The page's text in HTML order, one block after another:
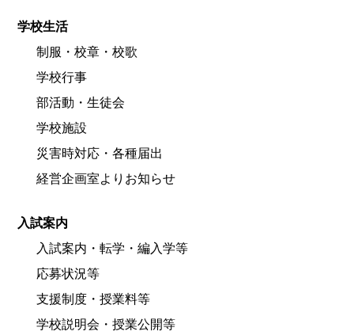
学校生活
制服・校章・校歌
学校行事
部活動・生徒会
学校施設
災害時対応・各種届出
経営企画室よりお知らせ
入試案内
入試案内・転学・編入学等
応募状況等
支援制度・授業料等
学校説明会・授業公開等